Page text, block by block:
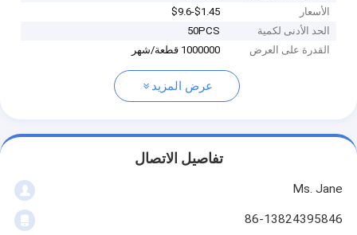
الأسعار
$1.45-$9.6
الحد الأدنى لكمية
50PCS
القدرة على العرض
1000000 قطعة/شهر
عرض المزيد
تفاصيل الاتصال
Ms. Jane
86-13824395846